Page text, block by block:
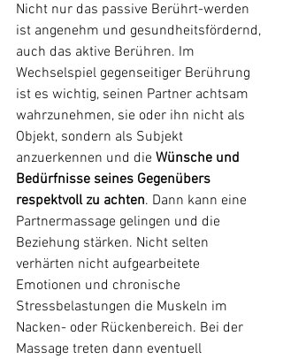
Nicht nur das passive Berührt-werden
ist angenehm und gesundheitsfördernd,
auch das aktive Berühren. Im
Wechselspiel gegenseitiger Berührung
ist es wichtig, seinen Partner achtsam
wahrzunehmen, sie oder ihn nicht als
Objekt, sondern als Subjekt
anzuerkennen und die Wünsche und
Bedürfnisse seines Gegenübers
respektvoll zu achten. Dann kann eine
Partnermassage gelingen und die
Beziehung stärken. Nicht selten
verhärten nicht aufgearbeitete
Emotionen und chronische
Stressbelastungen die Muskeln im
Nacken- oder Rückenbereich. Bei der
Massage treten dann eventuell